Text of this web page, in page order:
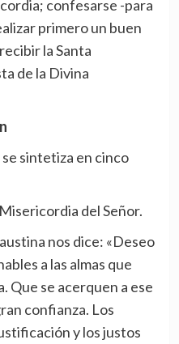
confesarse -para
primero un buen
la Santa
de la Divina
sintetiza en cinco
del Señor.
nos dice: «Deseo
a las almas que
Que se acerquen a ese
confianza. Los
y los justos